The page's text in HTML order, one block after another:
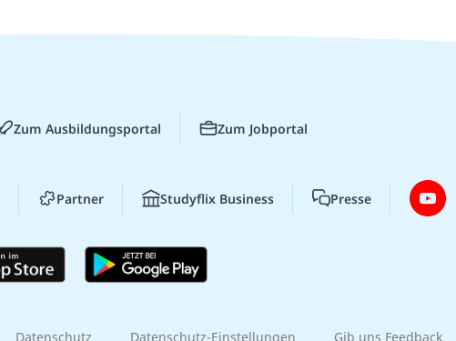
Zum Ausbildungsportal Zum Jobportal
Partner Studyflix Business Presse
Datenschutz Datenschutz-Einstellungen Gib uns Feedback